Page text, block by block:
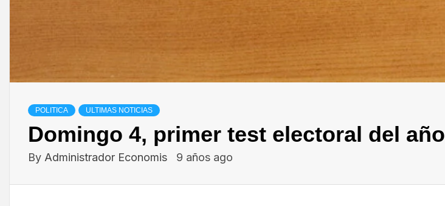
POLITICA ULTIMAS NOTICIAS
Domingo 4, primer test electoral del año
By Administrador Economis 9 años ago